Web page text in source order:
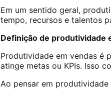
Em um sentido geral,
tempo, recursos e talentos
Definição de produtividade
Produtividade em vendas é
atinge metas ou KPIs. Isso
Ao pensar em